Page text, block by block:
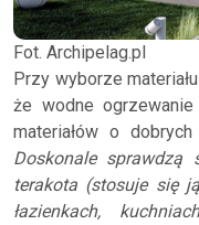
Fot. Archipelag.pl
Przy wyborze
że wodne ogrzewanie
materiałów o
Doskonale sprawdzą
terakota (stosuje się
łazienkach,